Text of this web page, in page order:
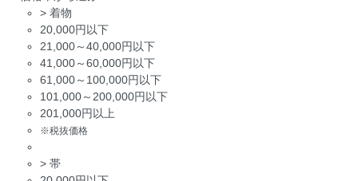
> 着物
20,000円以下
21,000～40,000円以下
41,000～60,000円以下
61,000～100,000円以下
101,000～200,000円以下
201,000円以上
※税抜価格
> 帯